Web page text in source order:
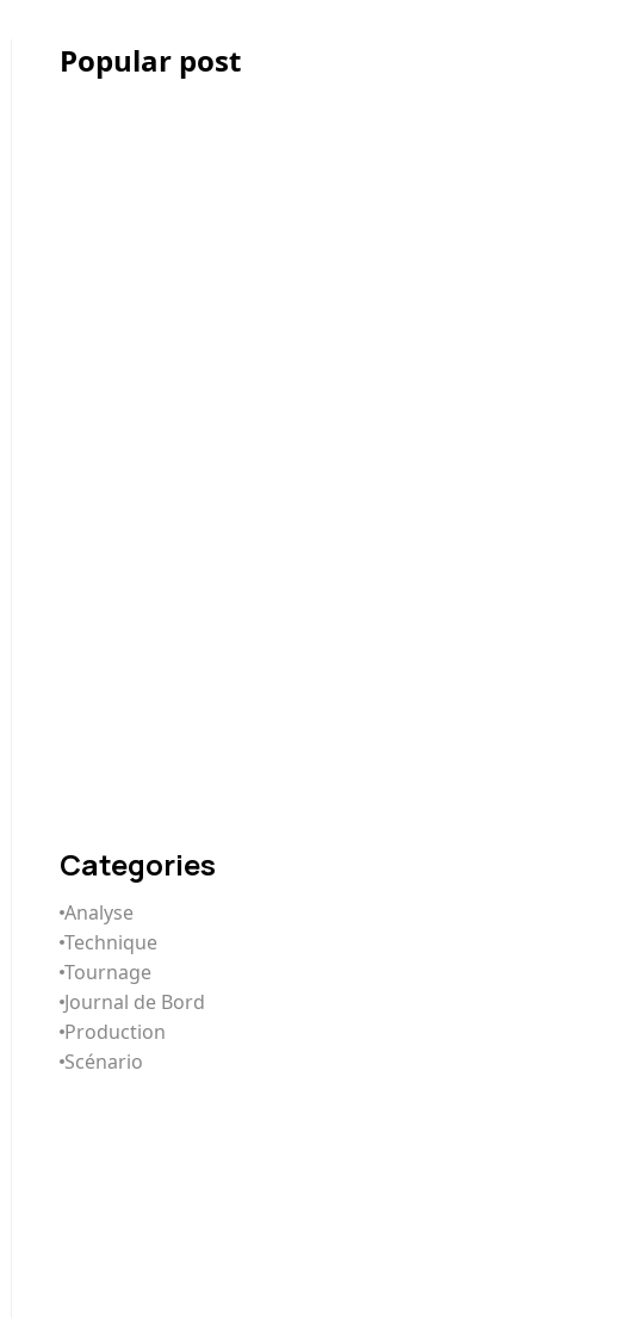
Popular post
Categories
Analyse
Technique
Tournage
Journal de Bord
Production
Scénario